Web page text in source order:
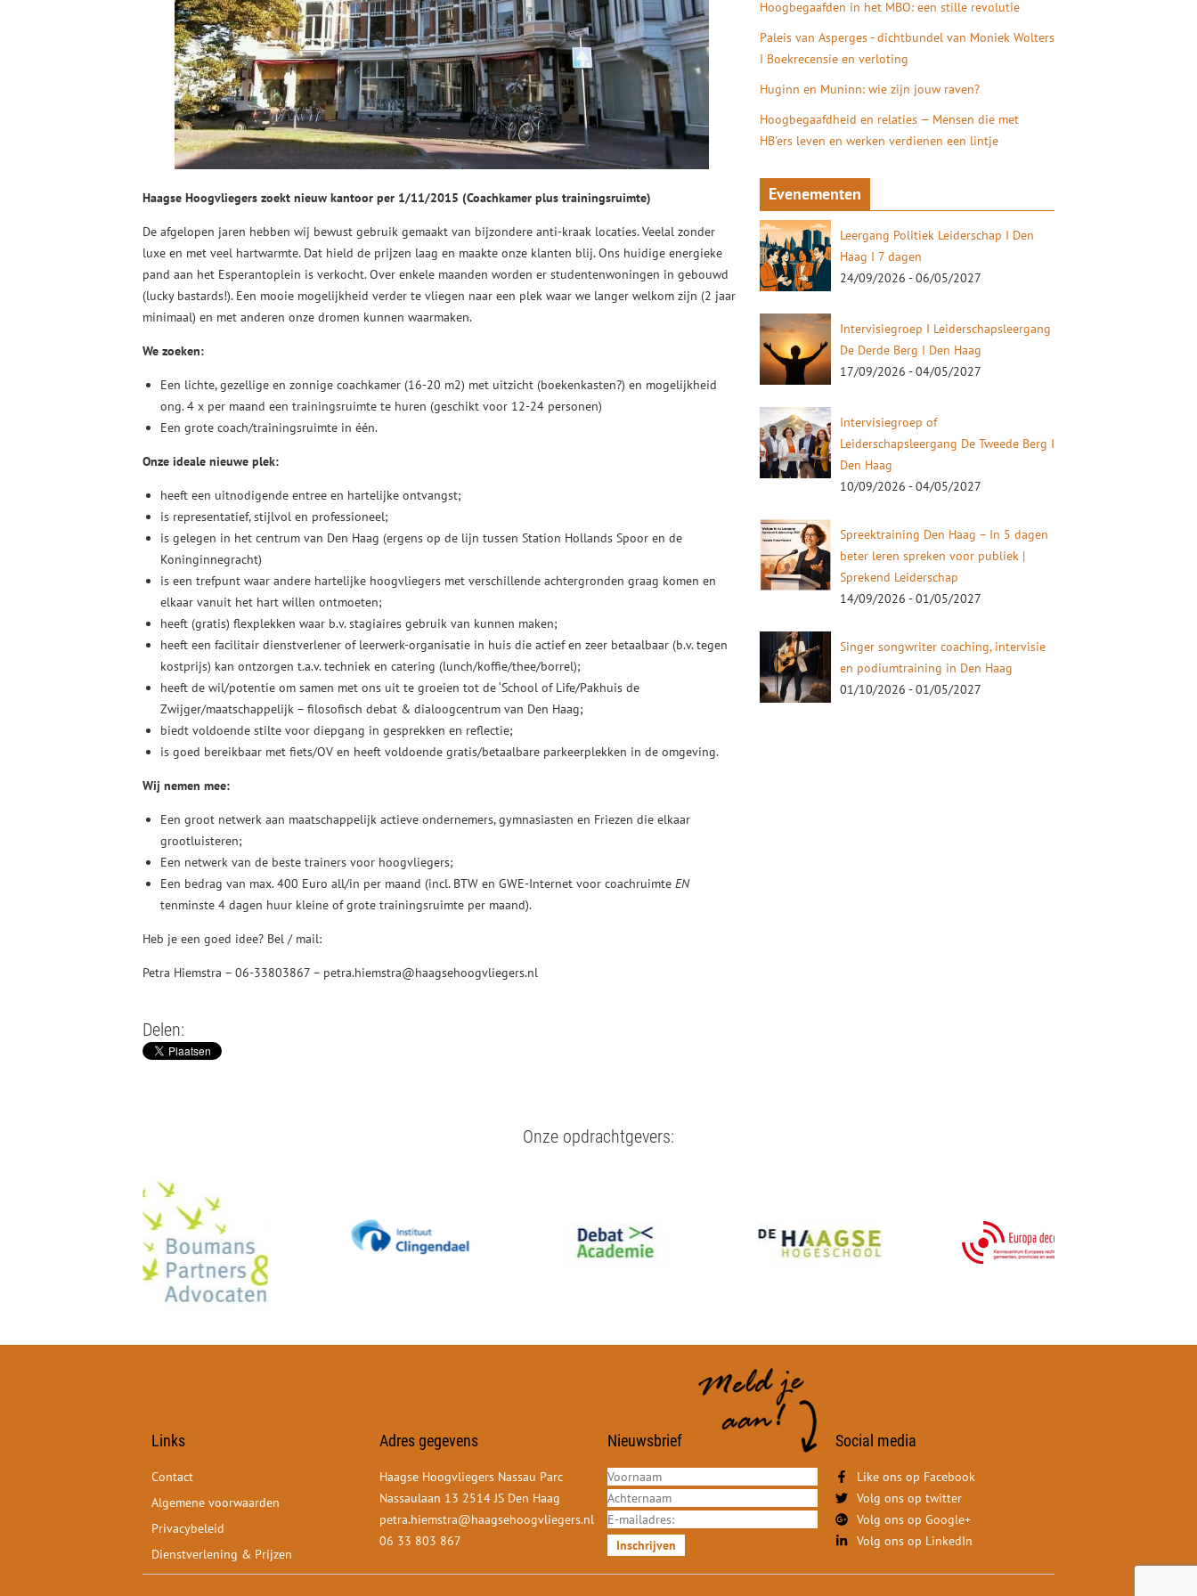
Haagse Hoogvliegers zoekt nieuw kantoor per 1/11/2015 (Coachkamer plus trainingsruimte)
De afgelopen jaren hebben wij bewust gebruik gemaakt van bijzondere anti-kraak locaties. Veelal zonder
luxe en met veel hartwarmte. Dat hield de prijzen laag en maakte onze klanten blij. Ons huidige energieke
pand aan het Esperantoplein is verkocht. Over enkele maanden worden er studentenwoningen in gebouwd
(lucky bastards!). Een mooie mogelijkheid verder te vliegen naar een plek waar we langer welkom zijn (2 jaar
minimaal) en met anderen onze dromen kunnen waarmaken.
We zoeken:
Een lichte, gezellige en zonnige coachkamer (16-20 m2) met uitzicht (boekenkasten?) en mogelijkheid
ong. 4 x per maand een trainingsruimte te huren (geschikt voor 12-24 personen)
Een grote coach/trainingsruimte in één.
Onze ideale nieuwe plek:
heeft een uitnodigende entree en hartelijke ontvangst;
is representatief, stijlvol en professioneel;
is gelegen in het centrum van Den Haag (ergens op de lijn tussen Station Hollands Spoor en de
Koninginnegracht)
is een trefpunt waar andere hartelijke hoogvliegers met verschillende achtergronden graag komen en
elkaar vanuit het hart willen ontmoeten;
heeft (gratis) flexplekken waar b.v. stagiaires gebruik van kunnen maken;
heeft een facilitair dienstverlener of leerwerk-organisatie in huis die actief en zeer betaalbaar (b.v. tegen
kostprijs) kan ontzorgen t.a.v. techniek en catering (lunch/koffie/thee/borrel);
heeft de wil/potentie om samen met ons uit te groeien tot de ‘School of Life/Pakhuis de
Zwijger/maatschappelijk – filosofisch debat & dialoogcentrum van Den Haag;
biedt voldoende stilte voor diepgang in gesprekken en reflectie;
is goed bereikbaar met fiets/OV en heeft voldoende gratis/betaalbare parkeerplekken in de omgeving.
Wij nemen mee:
Een groot netwerk aan maatschappelijk actieve ondernemers, gymnasiasten en Friezen die elkaar
grootluisteren;
Een netwerk van de beste trainers voor hoogvliegers;
Een bedrag van max. 400 Euro all/in per maand (incl. BTW en GWE-Internet voor coachruimte EN
tenminste 4 dagen huur kleine of grote trainingsruimte per maand).
Heb je een goed idee? Bel / mail:
Petra Hiemstra – 06-33803867 – petra.hiemstra@haagsehoogvliegers.nl
Delen:
Hoogbegaafden in het MBO: een stille revolutie
Paleis van Asperges - dichtbundel van Moniek Wolters
I Boekrecensie en verloting
Huginn en Muninn: wie zijn jouw raven?
Hoogbegaafdheid en relaties — Mensen die met
HB'ers leven en werken verdienen een lintje
Evenementen
Leergang Politiek Leiderschap I Den
Haag I 7 dagen
24/09/2026 - 06/05/2027
Intervisiegroep I Leiderschapsleergang
De Derde Berg I Den Haag
17/09/2026 - 04/05/2027
Intervisiegroep of
Leiderschapsleergang De Tweede Berg I
Den Haag
10/09/2026 - 04/05/2027
Spreektraining Den Haag – In 5 dagen
beter leren spreken voor publiek |
Sprekend Leiderschap
14/09/2026 - 01/05/2027
Singer songwriter coaching, intervisie
en podiumtraining in Den Haag
01/10/2026 - 01/05/2027
Onze opdrachtgevers:
Links
Contact
Algemene voorwaarden
Privacybeleid
Dienstverlening & Prijzen
Adres gegevens
Haagse Hoogvliegers Nassau Parc
Nassaulaan 13 2514 JS Den Haag
petra.hiemstra@haagsehoogvliegers.nl
06 33 803 867
Nieuwsbrief
Inschrijven
Social media
Like ons op Facebook
Volg ons op twitter
Volg ons op Google+
Volg ons op LinkedIn